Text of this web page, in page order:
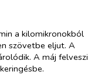
a kilomikronokból
szövetbe eljut. A
A máj felveszi